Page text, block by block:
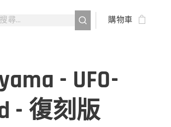
購物車
- UFO-
- 復刻版